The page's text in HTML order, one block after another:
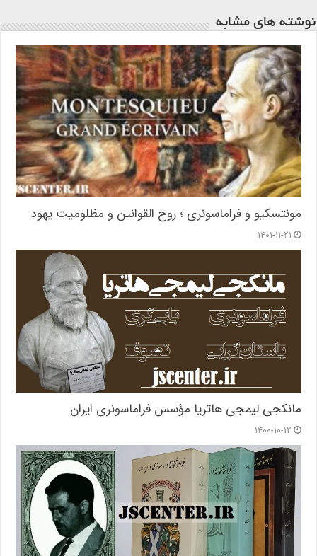
نوشته های مشابه
مونتسکیو و فراماسونری ؛ روح القوانین و مظلومیت یهود
۱۴۰۱-۱۱-۲۱
مانکجی لیمجی هاتریا مؤسس فراماسونری ایران
۱۴۰۰-۱۰-۱۲